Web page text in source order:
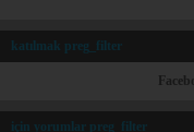
katılmak preg_filter
için yorumlar preg_filter